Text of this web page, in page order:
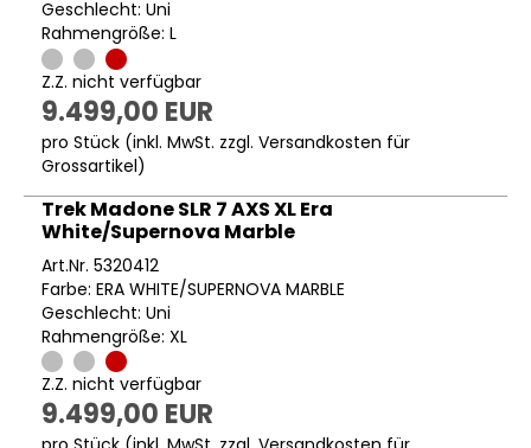
Geschlecht: Uni
Rahmengröße: L
Z.Z. nicht verfügbar
9.499,00 EUR
pro Stück (inkl. MwSt. zzgl. Versandkosten für
Grossartikel)
Trek Madone SLR 7 AXS XL Era
White/Supernova Marble
Art.Nr. 5320412
Farbe: ERA WHITE/SUPERNOVA MARBLE
Geschlecht: Uni
Rahmengröße: XL
Z.Z. nicht verfügbar
9.499,00 EUR